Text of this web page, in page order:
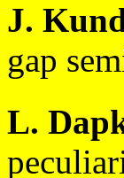
J.
gap
L.